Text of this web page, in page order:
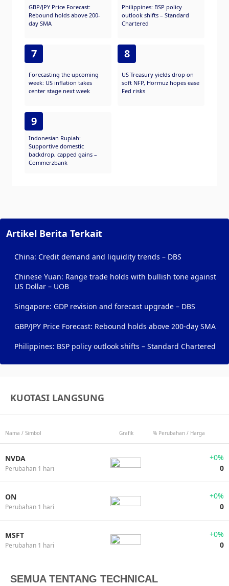
GBP/JPY Price Forecast:
Rebound holds above 200-
day SMA
Philippines: BSP policy
outlook shifts – Standard
Chartered
7
Forecasting the upcoming
week: US inflation takes
center stage next week
8
US Treasury yields drop on
soft NFP, Hormuz hopes ease
Fed risks
9
Indonesian Rupiah:
Supportive domestic
backdrop, capped gains –
Commerzbank
Artikel Berita Terkait
China: Credit demand and liquidity trends – DBS
Chinese Yuan: Range trade holds with bullish tone against
US Dollar – UOB
Singapore: GDP revision and forecast upgrade – DBS
GBP/JPY Price Forecast: Rebound holds above 200-day SMA
Philippines: BSP policy outlook shifts – Standard Chartered
KUOTASI LANGSUNG
Nama / Simbol Grafik % Perubahan / Harga
NVDA
Perubahan 1 hari
+0%
0
ON
Perubahan 1 hari
+0%
0
MSFT
Perubahan 1 hari
+0%
0
SEMUA TENTANG TECHNICAL